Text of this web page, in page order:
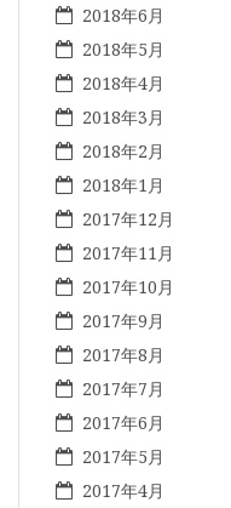
2018年6月
2018年5月
2018年4月
2018年3月
2018年2月
2018年1月
2017年12月
2017年11月
2017年10月
2017年9月
2017年8月
2017年7月
2017年6月
2017年5月
2017年4月